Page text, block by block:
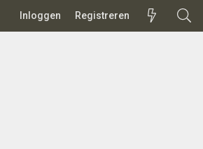
Inloggen Registreren